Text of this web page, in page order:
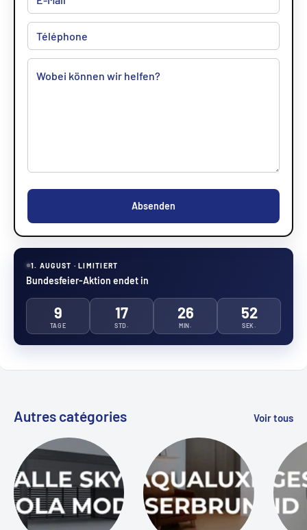
Absenden
1. AUGUST · LIMITIERT
Bundesfeier-Aktion endet in
9
TAGE
17
STD.
26
MIN.
51
SEK.
Autres catégories Voir tous